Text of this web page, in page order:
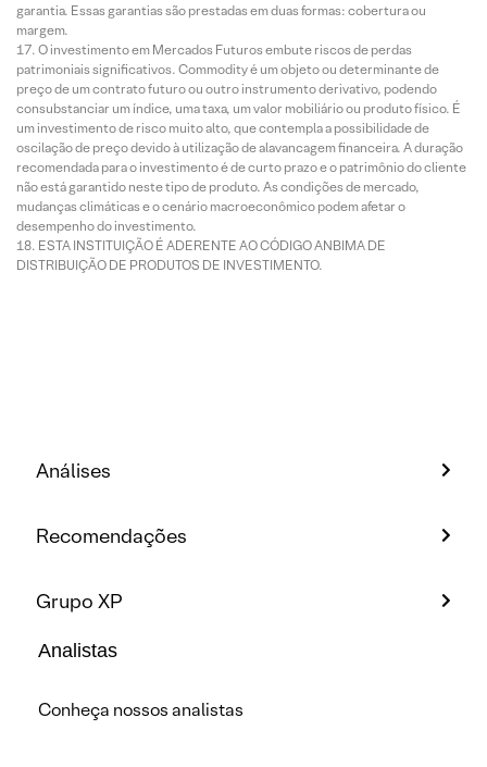
garantia. Essas garantias são prestadas em duas formas: cobertura ou
margem.
O investimento em Mercados Futuros embute riscos de perdas
patrimoniais significativos. Commodity é um objeto ou determinante de
preço de um contrato futuro ou outro instrumento derivativo, podendo
consubstanciar um índice, uma taxa, um valor mobiliário ou produto físico. É
um investimento de risco muito alto, que contempla a possibilidade de
oscilação de preço devido à utilização de alavancagem financeira. A duração
recomendada para o investimento é de curto prazo e o patrimônio do cliente
não está garantido neste tipo de produto. As condições de mercado,
mudanças climáticas e o cenário macroeconômico podem afetar o
desempenho do investimento.
ESTA INSTITUIÇÃO É ADERENTE AO CÓDIGO ANBIMA DE
DISTRIBUIÇÃO DE PRODUTOS DE INVESTIMENTO.
Análises
Recomendações
Grupo XP
Analistas
Conheça nossos analistas